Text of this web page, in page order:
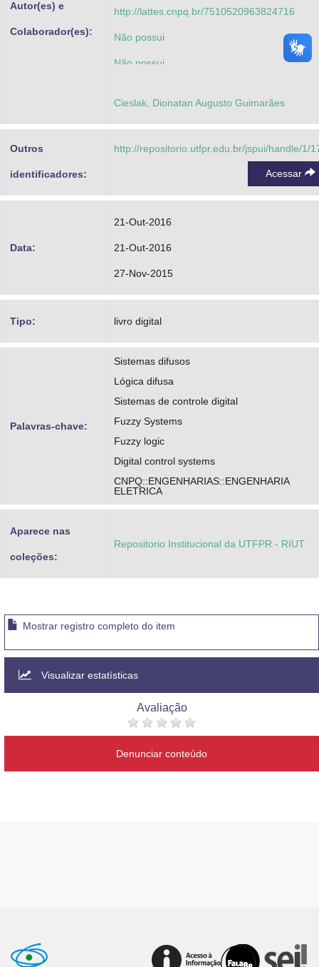
Autor(es) e
Colaborador(es):
http://lattes.cnpq.br/7510520963824716
Não possui
Não possui
Cieslak, Dionatan Augusto Guimarães
Outros
identificadores:
http://repositorio.utfpr.edu.br/jspui/handle/1/
Acessar
Data:
21-Out-2016
21-Out-2016
27-Nov-2015
Tipo: livro digital
Palavras-chave:
Sistemas difusos
Lógica difusa
Sistemas de controle digital
Fuzzy Systems
Fuzzy logic
Digital control systems
CNPQ::ENGENHARIAS::ENGENHARIA
ELETRICA
Aparece nas
coleções:
Repositorio Institucional da UTFPR - RIUT
Mostrar registro completo do item
Visualizar estatísticas
Avaliação
Denunciar conteúdo